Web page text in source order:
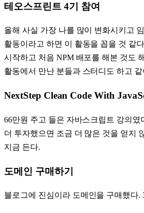
테오스프린트 4기 참여
올해 사실 가장 나를 많이 변화시키고
활동이라고 하면 이 활동을 꼽을 것 같
시작하고 처음 NPM 배포를 해본 것도
활동에서 만난 분들과 스터디도 하고
NextStep Clean Code With
66만원 주고 들은 자바스크립트 강의였
더 투자했으면 조금 더 많은 것을 얻지
지금 든다.
도메인 구매하기
블로그에 진심이라 도메인을 구매했다.